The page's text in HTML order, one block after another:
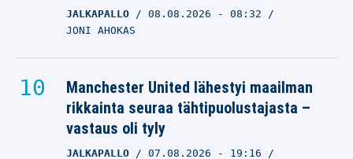
JALKAPALLO 08.08.2026 - 08:32
JONI AHOKAS
Manchester United lähestyi maailman
rikkainta seuraa tähtipuolustajasta –
vastaus oli tyly
JALKAPALLO 07.08.2026 - 19:16